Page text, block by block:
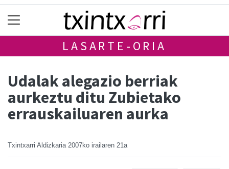
LASARTE-ORIA
Udalak alegazio berriak
aurkeztu ditu Zubietako
errauskailuaren aurka
Txintxarri Aldizkaria 2007ko irailaren 21a